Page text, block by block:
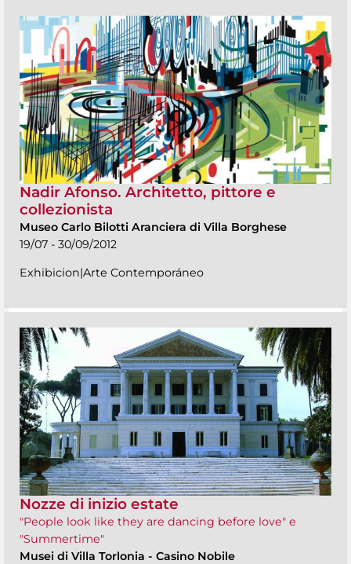
Nadir Afonso. Architetto, pittore e
collezionista
Museo Carlo Bilotti Aranciera di Villa Borghese
19/07 - 30/09/2012
Exhibicion|Arte Contemporáneo
Nozze di inizio estate
"People look like they are dancing before love" e
"Summertime"
Musei di Villa Torlonia - Casino Nobile